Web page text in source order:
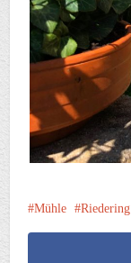
Mühle Riedering